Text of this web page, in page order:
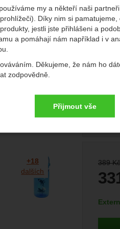
my a někteří naši partneři
Díky nim si pamatujeme,
jestli jste přihlášeni a
a pomáhají nám například i v
Děkujeme, že nám ho
zodpovědně.
cookies
fungovat.
košíkem, porovnávání
nemuseli vše nastavovat znovu a
Přijmout vše
+18
dalších
389Kč